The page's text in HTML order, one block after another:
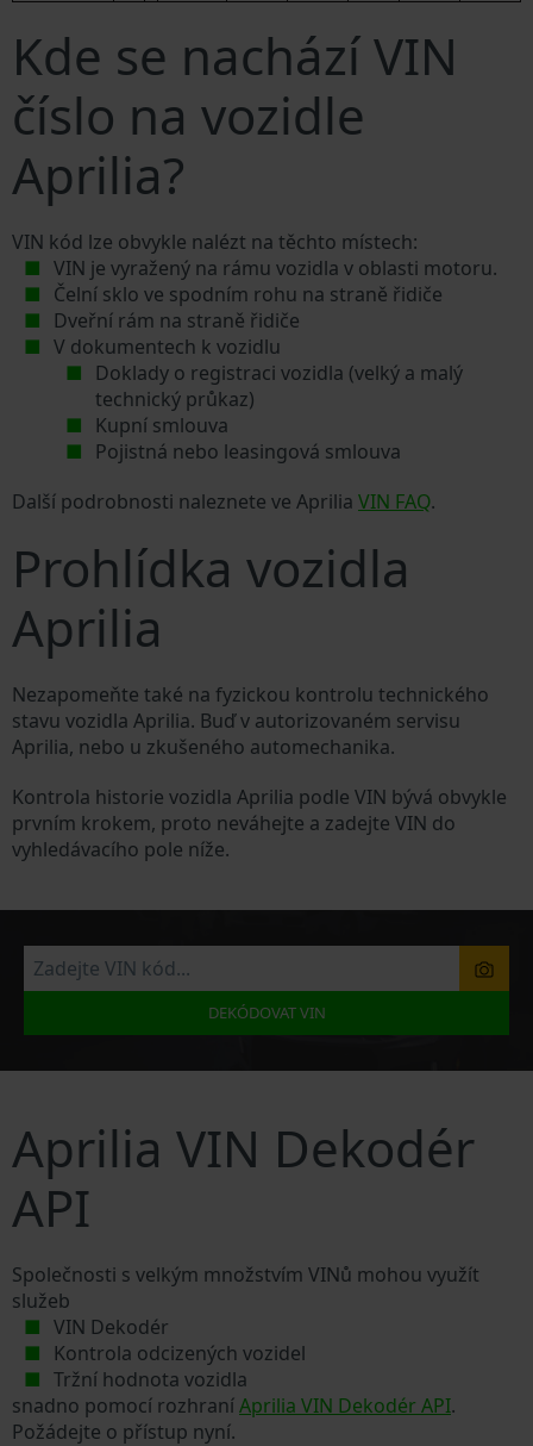
Kde se nachází VIN
číslo na vozidle
Aprilia?
VIN kód lze obvykle nalézt na těchto místech:
VIN je vyražený na rámu vozidla v oblasti motoru.
Čelní sklo ve spodním rohu na straně řidiče
Dveřní rám na straně řidiče
V dokumentech k vozidlu
Doklady o registraci vozidla (velký a malý
technický průkaz)
Kupní smlouva
Pojistná nebo leasingová smlouva
Další podrobnosti naleznete ve Aprilia VIN FAQ.
Prohlídka vozidla
Aprilia
Nezapomeňte také na fyzickou kontrolu technického
stavu vozidla Aprilia. Buď v autorizovaném servisu
Aprilia, nebo u zkušeného automechanika.
Kontrola historie vozidla Aprilia podle VIN bývá obvykle
prvním krokem, proto neváhejte a zadejte VIN do
vyhledávacího pole níže.
DEKÓDOVAT VIN
Aprilia VIN Dekodér
API
Společnosti s velkým množstvím VINů mohou využít
služeb
VIN Dekodér
Kontrola odcizených vozidel
Tržní hodnota vozidla
snadno pomocí rozhraníAprilia VIN Dekodér API.
Požádejte o přístup nyní.